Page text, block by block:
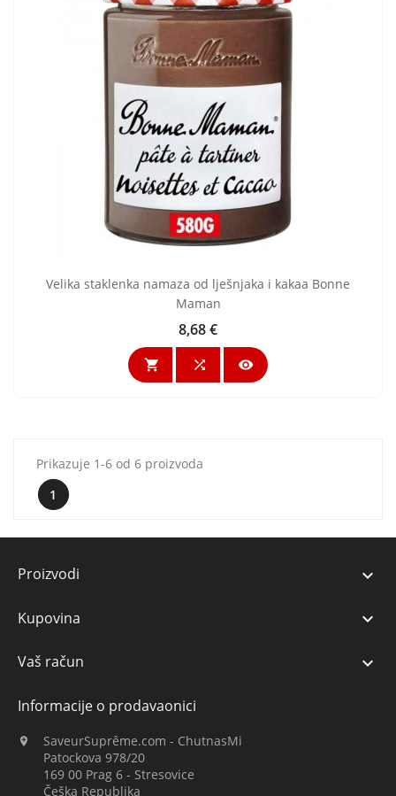
Velika staklenka namaza od lješnjaka i kakaa Bonne
Maman
Cijena
8,68 €
  
Prikazuje 1-6 od 6 proizvoda
1
Proizvodi 
Kupovina 
Vaš račun 
Informacije o prodavaonici

SaveurSuprême.com - ChutnasMi
Patockova 978/20
169 00 Prag 6 - Stresovice
Češka Republika